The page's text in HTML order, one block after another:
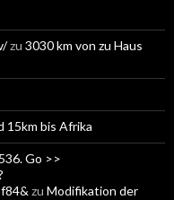
zu 3030 km von zu Haus
15km bis Afrika
Go >>
zu Modifikation der